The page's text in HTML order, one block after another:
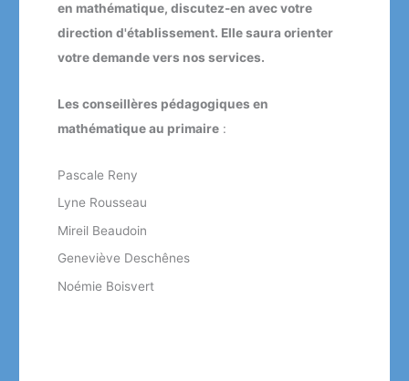
en mathématique, discutez-en avec votre
direction d'établissement. Elle saura orienter
votre demande vers nos services.
Les conseillères pédagogiques en
mathématique au primaire :
Pascale Reny
Lyne Rousseau
Mireil Beaudoin
Geneviève Deschênes
Noémie Boisvert